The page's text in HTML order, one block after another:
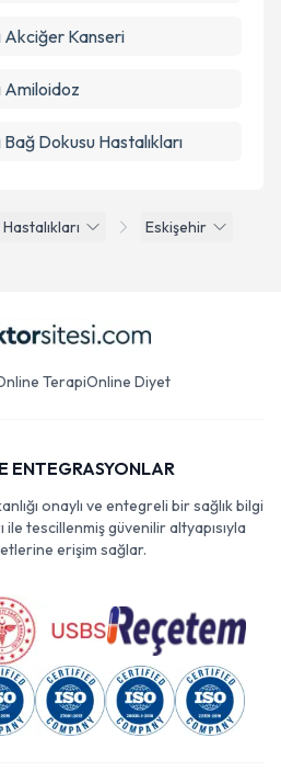
Eskişehir
Akciğer Kanseri
Amiloidoz
Dokusu Hastalıkları
TerapiOnline Diyet
ENTEGRASYONLAR
onaylı ve entegreli bir sağlık bilgi
tescillenmiş güvenilir altyapısıyla
erişim sağlar.